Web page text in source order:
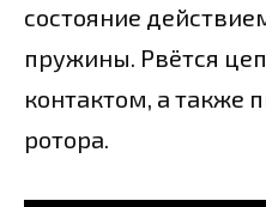
состояние
пружины. Рвётся
контактом, а также
ротора.